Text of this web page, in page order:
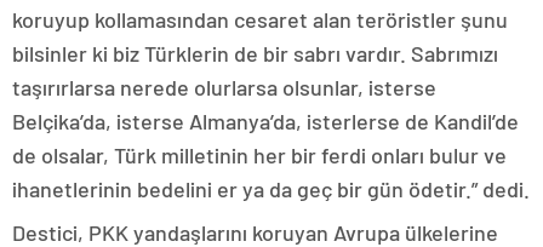
koruyup kollamasından cesaret alan teröristler şunu
bilsinler ki biz Türklerin de bir sabrı vardır. Sabrımızı
taşırırlarsa nerede olurlarsa olsunlar, isterse
Belçika’da, isterse Almanya’da, isterlerse de Kandil’de
de olsalar, Türk milletinin her bir ferdi onları bulur ve
ihanetlerinin bedelini er ya da geç bir gün ödetir.” dedi.
Destici, PKK yandaşlarını koruyan Avrupa ülkelerine